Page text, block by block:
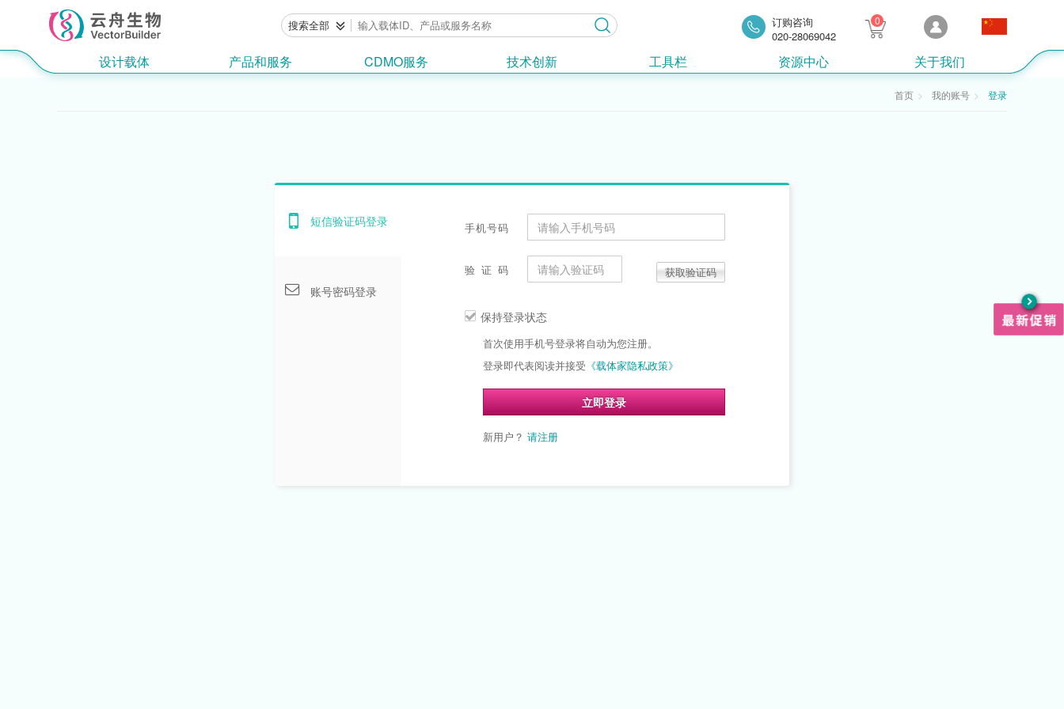
搜索全部 0
订购咨询
020-28069042
设计载体 产品和服务 CDMO服务 技术创新 工具栏 资源中心 关于我们
首页 我的账号 登录
短信验证码登录
账号密码登录
手机号码
验证码 获取验证码
保持登录状态
首次使用手机号登录将自动为您注册。
登录即代表阅读并接受 《载体家隐私政策》
立即登录
新用户？ 请注册